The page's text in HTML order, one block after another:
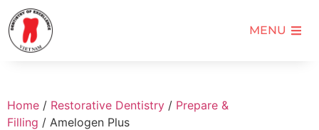
MENU
Home / Restorative Dentistry / Prepare &
Filling / Amelogen Plus